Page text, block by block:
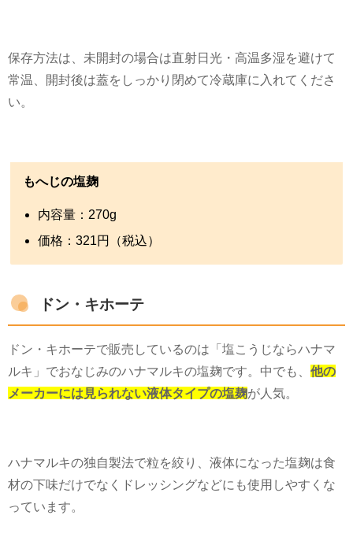
保存方法は、未開封の場合は直射日光・高温多湿を避けて
常温、開封後は蓋をしっかり閉めて冷蔵庫に入れてくださ
い。
もへじの塩麹
内容量： 270g
価格：321 円（税込）
ドン・キホーテ
ドン・キホーテで販売しているのは「塩こうじならハナマ
ルキ」でおなじみのハナマルキの塩麹です。中でも、 他の
メーカーには見られない液体タイプの塩麹が人気。
ハナマルキの独自製法で粒を絞り、液体になった塩麹は食
材の下味だけでなくドレッシングなどにも使用しやすくな
っています。